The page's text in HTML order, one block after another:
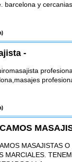
barcelona y
-
MASAJISTAS
MARCIALES.